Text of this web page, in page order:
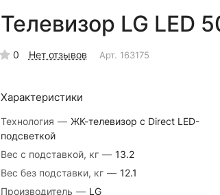
Телевизор LG LED
0 Нет отзывов Арт. 163175
Характеристики
Технология — ЖК-телевизор с Direct LED-
подсветкой
Вес с подставкой, кг — 13.2
Вес без подставки, кг — 12.1
Производитель — LG